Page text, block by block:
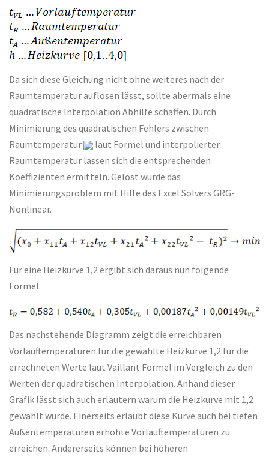
Da sich diese Gleichung nicht ohne weiteres nach der
Raumtemperatur auflösen lässt, sollte abermals eine
quadratische Interpolation Abhilfe schaffen. Durch
Minimierung des quadratischen Fehlers zwischen
Raumtemperatur
laut Formel und interpolierter
Raumtemperatur lassen sich die entsprechenden
Koeffizienten ermitteln. Gelöst wurde das
Minimierungsproblem mit Hilfe des Excel Solvers GRG-
Nonlinear.
Für eine Heizkurve 1,2 ergibt sich daraus nun folgende
Formel.
Das nachstehende Diagramm zeigt die erreichbaren
Vorlauftemperaturen für die gewählte Heizkurve 1,2 für die
errechneten Werte laut Vaillant Formel im Vergleich zu den
Werten der quadratischen Interpolation. Anhand dieser
Grafik lässt sich auch erläutern warum die Heizkurve mit 1,2
gewählt wurde. Einerseits erlaubt diese Kurve auch bei tiefen
Außentemperaturen erhöhte Vorlauftemperaturen zu
erreichen. Andererseits können bei höheren